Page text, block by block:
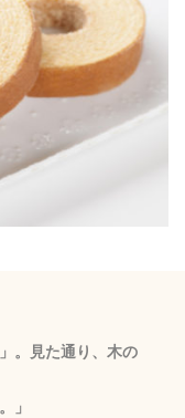
。見た通り、木の
」